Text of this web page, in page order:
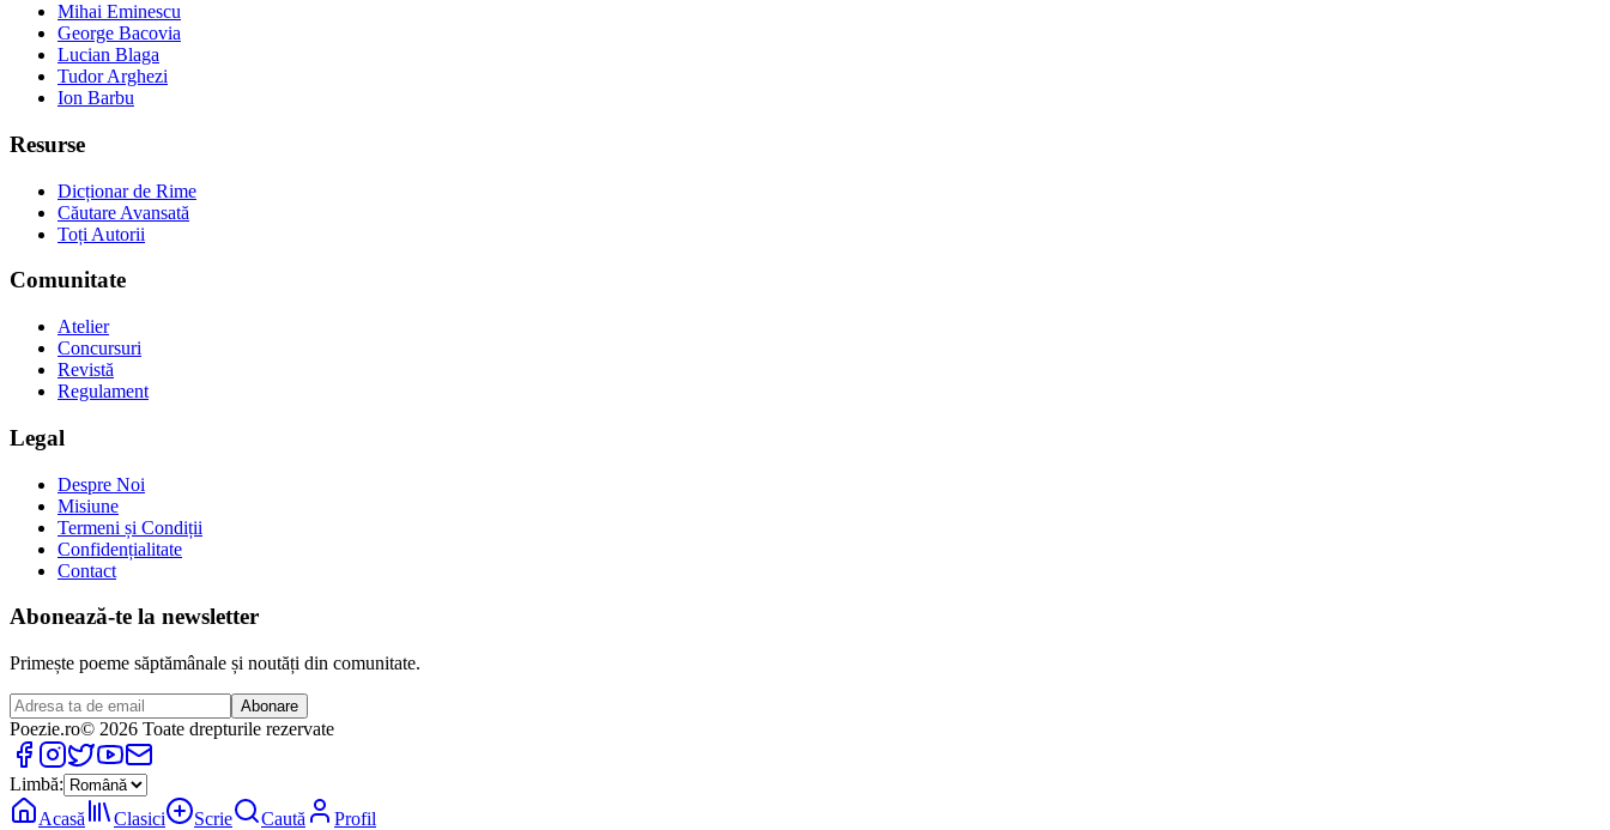
Mihai Eminescu
George Bacovia
Lucian Blaga
Tudor Arghezi
Ion Barbu
Resurse
Dicționar de Rime
Căutare Avansată
Toți Autorii
Comunitate
Atelier
Concursuri
Revistă
Regulament
Legal
Despre Noi
Misiune
Termeni și Condiții
Confidențialitate
Contact
Abonează-te la newsletter
Primește poeme săptămânale și noutăți din comunitate.
Abonare
Poezie.ro© 2026 Toate drepturile rezervate
Limbă:
Acasă
Clasici Scrie Caută Profil